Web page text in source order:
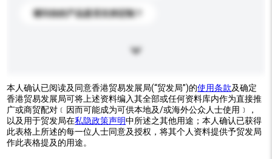
请问你的产品是否支持定制？
本人确认已阅读及同意香港贸易发展局(“贸发局”)的使用条款及确定
香港贸易发展局可将上述资料编入其全部或任何资料库内作为直接推
广或商贸配对﹝因而可能成为可供本地及/或海外公众人士使用﹞，
以及用于贸发局在私隐政策声明中所述之其他用途；本人确认已获得
此表格上所述的每一位人士同意及授权，将其个人资料提供予贸发局
作此表格提及的用途。